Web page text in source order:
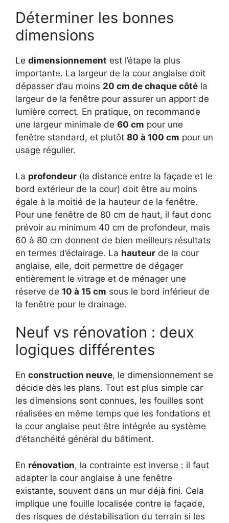
Déterminer les bonnes
dimensions
Le dimensionnement est l’étape la plus
importante. La largeur de la cour anglaise doit
dépasser d’au moins 20 cm de chaque côté la
largeur de la fenêtre pour assurer un apport de
lumière correct. En pratique, on recommande
une largeur minimale de 60 cm pour une
fenêtre standard, et plutôt 80 à 100 cm pour un
usage régulier.
La profondeur (la distance entre la façade et le
bord extérieur de la cour) doit être au moins
égale à la moitié de la hauteur de la fenêtre.
Pour une fenêtre de 80 cm de haut, il faut donc
prévoir au minimum 40 cm de profondeur, mais
60 à 80 cm donnent de bien meilleurs résultats
en termes d’éclairage. La hauteur de la cour
anglaise, elle, doit permettre de dégager
entièrement le vitrage et de ménager une
réserve de 10 à 15 cm sous le bord inférieur de
la fenêtre pour le drainage.
Neuf vs rénovation : deux
logiques différentes
En construction neuve, le dimensionnement se
décide dès les plans. Tout est plus simple car
les dimensions sont connues, les fouilles sont
réalisées en même temps que les fondations et
la cour anglaise peut être intégrée au système
d’étanchéité général du bâtiment.
En rénovation, la contrainte est inverse : il faut
adapter la cour anglaise à une fenêtre
existante, souvent dans un mur déjà fini. Cela
implique une fouille localisée contre la façade,
des risques de déstabilisation du terrain si les